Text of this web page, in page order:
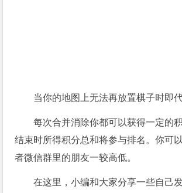
当你的地图上无法再放置棋子时即
每次合并消除你都可以获得一定的
结束时所得积分总和将参与排名。你可
者微信群里的朋友一较高低。
在这里，小编和大家分享一些自己